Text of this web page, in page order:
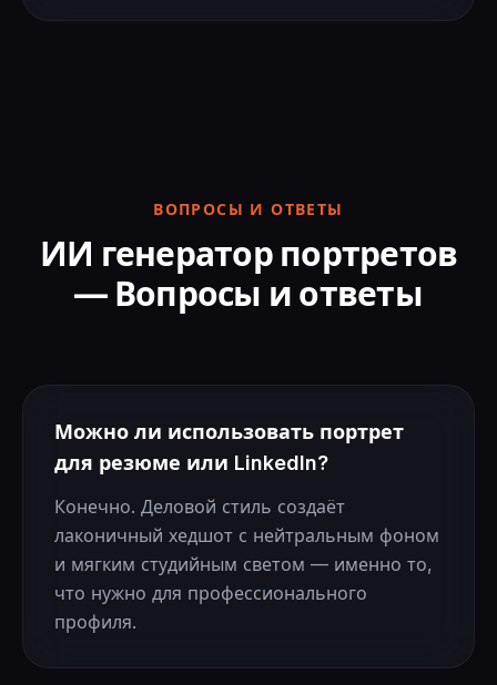
ВОПРОСЫ И ОТВЕТЫ
ИИ генератор портретов
— Вопросы и ответы
Можно ли использовать портрет
для резюме или LinkedIn?
Конечно. Деловой стиль создаёт
лаконичный хедшот с нейтральным фоном
и мягким студийным светом — именно то,
что нужно для профессионального
профиля.